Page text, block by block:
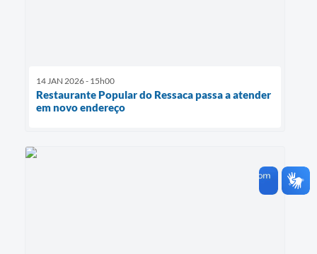
14 JAN 2026 - 15h00
Restaurante Popular do Ressaca passa a atender
em novo endereço